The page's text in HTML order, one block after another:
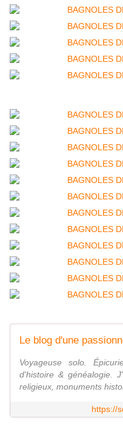
Le blog d'une
Voyageuse solo.
d'histoire & généalogie.
religieux, monuments
https://